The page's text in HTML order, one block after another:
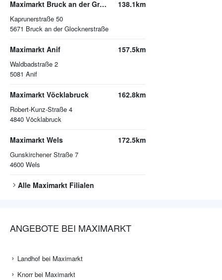
Maximarkt Bruck an der Großglocknerstraße
Kaprunerstraße 50
5671 Bruck an der Glocknerstraße
138.1km
Maximarkt Anif
Waldbadstraße 2
5081 Anif
157.5km
Maximarkt Vöcklabruck
Robert-Kunz-Straße 4
4840 Vöcklabruck
162.8km
Maximarkt Wels
Gunskirchener Straße 7
4600 Wels
172.5km
Alle Maximarkt Filialen
ANGEBOTE BEI MAXIMARKT
Landhof bei Maximarkt
Knorr bei Maximarkt